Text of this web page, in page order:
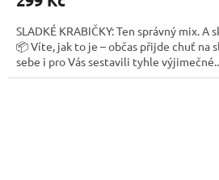
SLADKÉ KRABIČKY: Ten správný mix. A
📦 Víte, jak to je – občas přijde chuť na
sebe i pro Vás sestavili tyhle